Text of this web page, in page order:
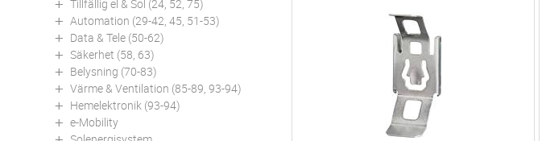
Tillfällig el & Sol (24, 52, 75)
Automation (29-42, 45, 51-53)
Data & Tele (50-62)
Säkerhet (58, 63)
Belysning (70-83)
Värme & Ventilation (85-89, 93-94)
Hemelektronik (93-94)
e-Mobility